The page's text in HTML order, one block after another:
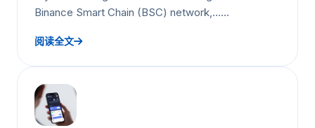
Binance Smart Chain (BSC) network,……
阅读全文